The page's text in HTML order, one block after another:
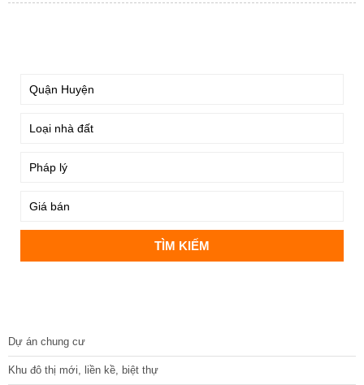
Dự án chung cư
Khu đô thị mới, liền kề, biệt thự